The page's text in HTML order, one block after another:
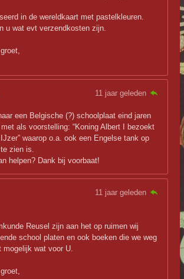
in de wereldkaart met pastelkleuren.
u wat evt verzendkosten zijn.
11 jaar geleden
een Belgische (?) schoolplaat eind jaren
als voorstelling: “Koning Albert I bezoekt
waarop o.a. ook een Engelse tank op
zien is.
helpen? Dank bij voorbaat!
11 jaar geleden
Reusel zijn aan het op ruimen wij
school platen en ook boeken die we weg
wat voor U.